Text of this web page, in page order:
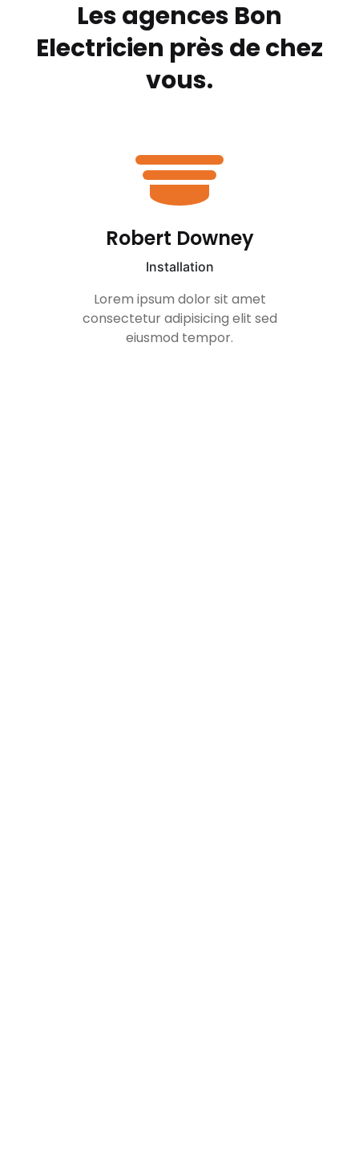
Les agences Bon
Electricien près de chez
vous.
Robert Downey
Installation
Lorem ipsum dolor sit amet
consectetur adipisicing elit sed
eiusmod tempor.